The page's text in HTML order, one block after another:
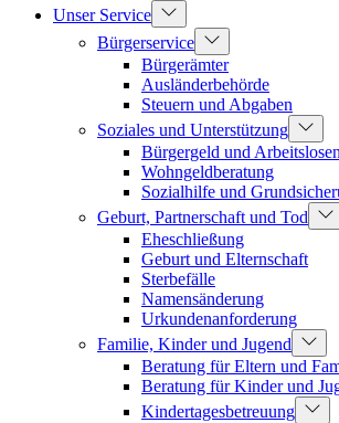
Unser Service
Bürgerservice
Bürgerämter
Ausländerbehörde
Steuern und Abgaben
Soziales und Unterstützung
Bürgergeld und
Wohngeldberatung
Sozialhilfe und
Geburt, Partnerschaft und Tod
Eheschließung
Geburt und Elternschaft
Sterbefälle
Namensänderung
Urkundenanforderung
Familie, Kinder und Jugend
Beratung für Eltern und
Beratung für Kinder und
Kindertagesbetreuung